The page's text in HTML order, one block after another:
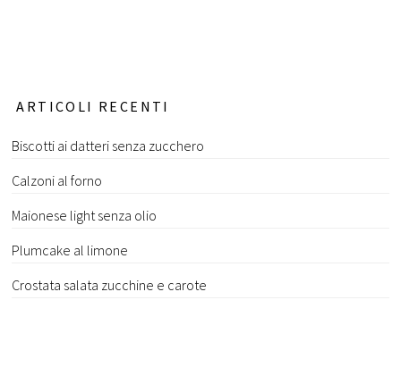
ARTICOLI RECENTI
Biscotti ai datteri senza zucchero
Calzoni al forno
Maionese light senza olio
Plumcake al limone
Crostata salata zucchine e carote